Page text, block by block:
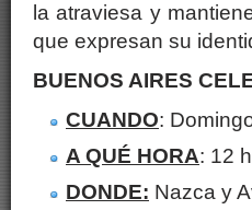
la atraviesa y
que expresan su
BUENOS AIRES
CUANDO:
A QUÉ HORA: 12
DONDE: Nazca y